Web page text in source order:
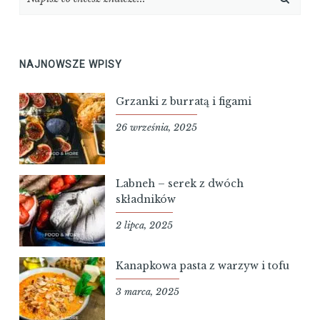
NAJNOWSZE WPISY
Grzanki z burratą i figami
26 września, 2025
Labneh – serek z dwóch
składników
2 lipca, 2025
Kanapkowa pasta z warzyw i tofu
3 marca, 2025